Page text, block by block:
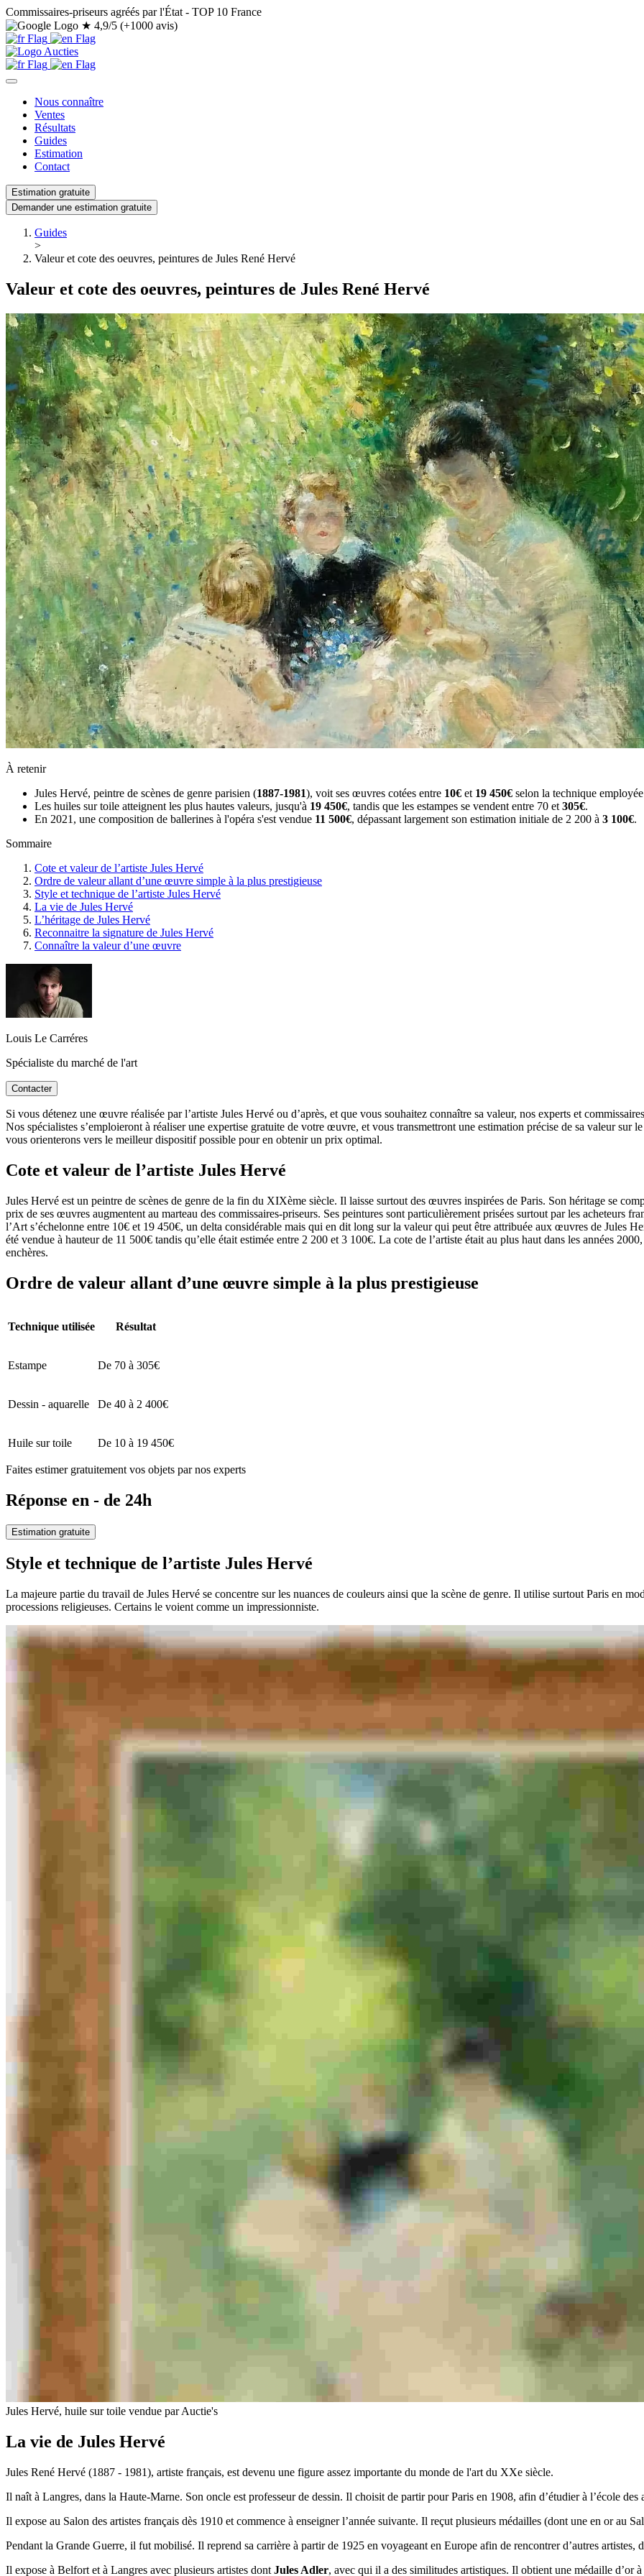
Commissaires-priseurs agréés par l'État - TOP 10 France
★ 4,9/5 (+1000 avis)
Nous connaître
Ventes
Résultats
Guides
Estimation
Contact
Estimation gratuite
Demander une estimation gratuite
Guides
>
Valeur et cote des oeuvres, peintures de Jules René Hervé
Valeur et cote des oeuvres, peintures de Jules René Hervé
À retenir
Jules Hervé, peintre de scènes de genre parisien (1887-1981), voit ses œuvres cotées entre 10€ et 19 450€ selon la technique
Les huiles sur toile atteignent les plus hautes valeurs, jusqu'à 19 450€, tandis que les estampes se vendent entre 70 et 305€.
En 2021, une composition de ballerines à l'opéra s'est vendue 11 500€, dépassant largement son estimation initiale de 2 200 à 3 100€.
Sommaire
Cote et valeur de l’artiste Jules Hervé
Ordre de valeur allant d’une œuvre simple à la plus prestigieuse
Style et technique de l’artiste Jules Hervé
La vie de Jules Hervé
L’héritage de Jules Hervé
Reconnaitre la signature de Jules Hervé
Connaître la valeur d’une œuvre
Louis Le Carréres
Spécialiste du marché de l'art
Contacter
Si vous détenez une œuvre réalisée par l’artiste Jules Hervé ou d’après, et que vous souhaitez connaître sa valeur, nos experts et
Nos spécialistes s’emploieront à réaliser une expertise gratuite de votre œuvre, et vous transmettront une estimation précise de sa valeur
vous orienterons vers le meilleur dispositif possible pour en obtenir un prix optimal.
Cote et valeur de l’artiste Jules Hervé
Jules Hervé est un peintre de scènes de genre de la fin du XIXème siècle. Il laisse surtout des œuvres inspirées de Paris. Son héritage se
prix de ses œuvres augmentent au marteau des commissaires-priseurs. Ses peintures sont particulièrement prisées surtout par les acheteurs
l’Art s’échelonne entre 10€ et 19 450€, un delta considérable mais qui en dit long sur la valeur qui peut être attribuée aux œuvres de Jules
été vendue à hauteur de 11 500€ tandis qu’elle était estimée entre 2 200 et 3 100€. La cote de l’artiste était au plus haut dans les années
enchères.
Ordre de valeur allant d’une œuvre simple à la plus prestigieuse
Technique utilisée Résultat
Estampe De 70 à 305€
Dessin - aquarelle De 40 à 2 400€
Huile sur toile De 10 à 19 450€
Faites estimer gratuitement vos objets par nos experts
Réponse en - de 24h
Estimation gratuite
Style et technique de l’artiste Jules Hervé
La majeure partie du travail de Jules Hervé se concentre sur les nuances de couleurs ainsi que la scène de genre. Il utilise surtout Paris en
processions religieuses. Certains le voient comme un impressionniste.
Jules Hervé, huile sur toile vendue par Auctie's
La vie de Jules Hervé
Jules René Hervé (1887 - 1981), artiste français, est devenu une figure assez importante du monde de l'art du XXe siècle.
Il naît à Langres, dans la Haute-Marne. Son oncle est professeur de dessin. Il choisit de partir pour Paris en 1908, afin d’étudier à l’école des
Il expose au Salon des artistes français dès 1910 et commence à enseigner l’année suivante. Il reçut plusieurs médailles (dont une en or au
Pendant la Grande Guerre, il fut mobilisé. Il reprend sa carrière à partir de 1925 en voyageant en Europe afin de rencontrer d’autres
Il expose à Belfort et à Langres avec plusieurs artistes dont Jules Adler, avec qui il a des similitudes artistiques. Il obtient une médaille d’or